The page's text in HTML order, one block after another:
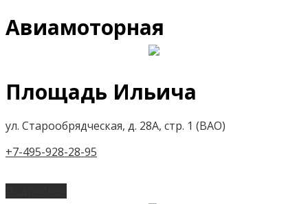
Авиамоторная
Площадь Ильича
ул. Старообрядческая, д. 28А, стр. 1 (ВАО)
+7-495-928-28-95